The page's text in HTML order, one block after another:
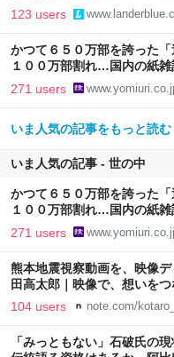
123 users
かつて６５０万部を誇った
１００万部割れ…国内の紙
271 users
いま人気の記事をもっと読む
いま人気の記事 - 世の中
かつて６５０万部を誇った
１００万部割れ…国内の紙
271 users
熊本地震視察動画を、映像
田高太郎｜映像で、想いをつ
104 users note.com/
「みっともない」石破氏